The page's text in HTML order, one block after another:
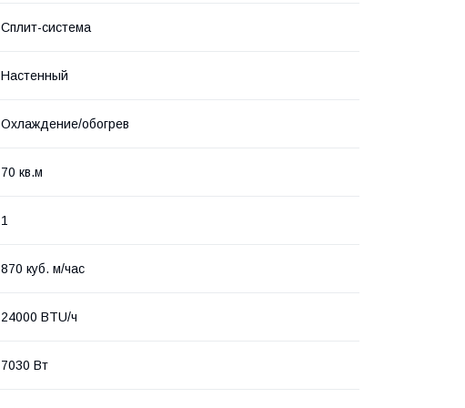
Сплит-система
Настенный
Охлаждение/обогрев
70 кв.м
1
870 куб. м/час
24000 BTU/ч
7030 Вт